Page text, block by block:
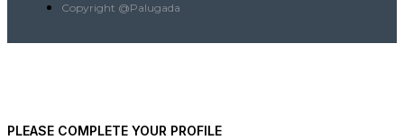
Copyright @Palugada
PLEASE COMPLETE YOUR PROFILE